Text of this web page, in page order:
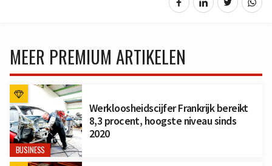
MEER PREMIUM ARTIKELEN
BUSINESS
Werkloosheidscijfer Frankrijk bereikt
8,3 procent, hoogste niveau sinds
2020